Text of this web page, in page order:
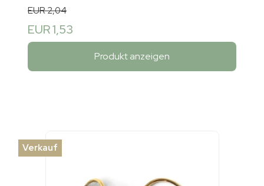
EUR 2,04
EUR 1,53
Produkt anzeigen
Verkauf